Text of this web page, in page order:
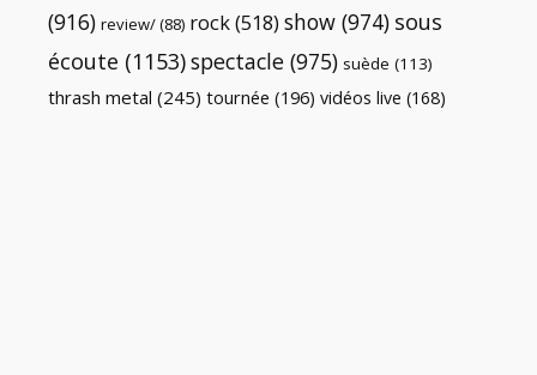
(916) review/(88) rock(518) show (974) sous
écoute (1153)spectacle (975) suède (113)
thrash metal (245) tournée (196) vidéos live (168)